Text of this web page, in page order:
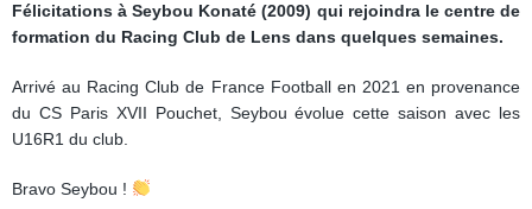
Félicitations à Seybou Konaté (2009) qui rejoindra le centre de
formation du Racing Club de Lens dans quelques semaines.
Arrivé au Racing Club de France Football en 2021 en provenance
du CS Paris XVII Pouchet, Seybou évolue cette saison avec les
U16R1 du club.
Bravo Seybou !